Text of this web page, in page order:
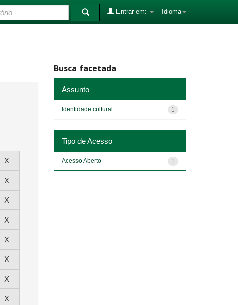
Idioma
Entrar em:
Busca facetada
Assunto
1
Identidade cultural
Tipo de Acesso
1
Acesso Aberto